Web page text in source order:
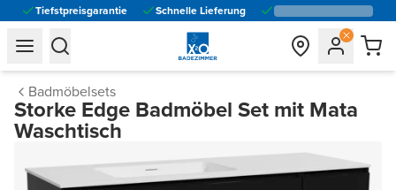
Tiefstpreisgarantie Schnelle Lieferung
general.navigation.toggle_menu.label
general.navigation.toggle_menu.label
Badmöbelsets
Storke Edge Badmöbel Set mit Mata
Waschtisch